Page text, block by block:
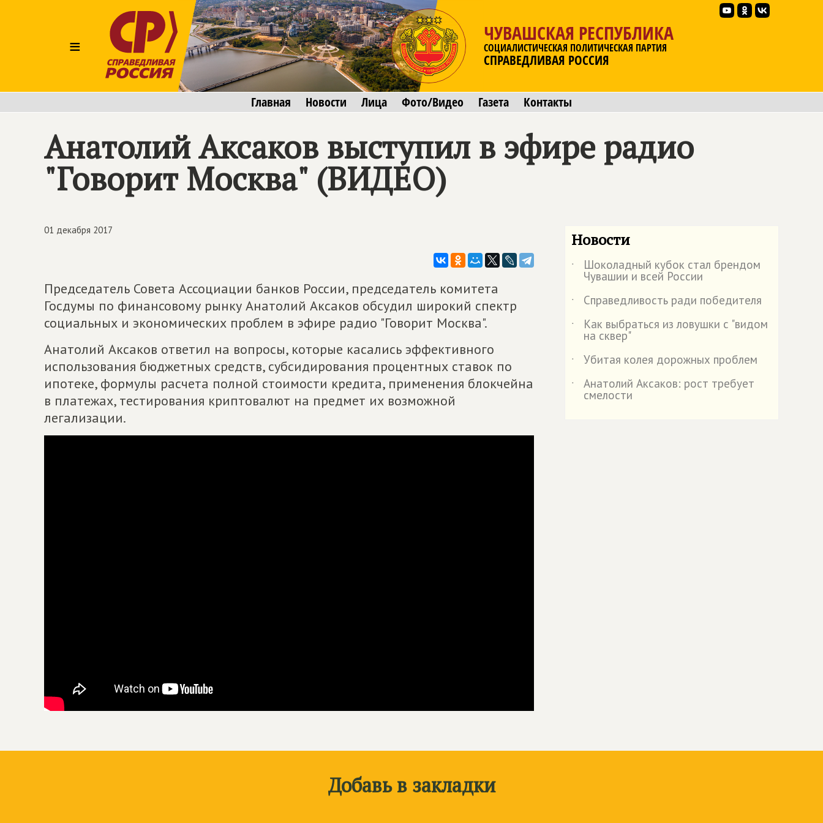
≡
ЧУВАШСКАЯ РЕСПУБЛИКА
СОЦИАЛИСТИЧЕСКАЯ ПОЛИТИЧЕСКАЯ ПАРТИЯ
СПРАВЕДЛИВАЯ РОССИЯ
Главная Новости Лица Фото/Видео Газета Контакты
Анатолий Аксаков выступил в эфире радио
"Говорит Москва" (ВИДЕО)
01 декабря 2017
Председатель Совета Ассоциации банков России, председатель комитета
Госдумы по финансовому рынку Анатолий Аксаков обсудил широкий спектр
социальных и экономических проблем в эфире радио "Говорит Москва".
Анатолий Аксаков ответил на вопросы, которые касались эффективного
использования бюджетных средств, субсидирования процентных ставок по
ипотеке, формулы расчета полной стоимости кредита, применения блокчейна
в платежах, тестирования криптовалют на предмет их возможной
легализации.
Новости
˙ Шоколадный кубок стал брендом
Чувашии и всей России
˙
Справедливость ради победителя
˙
Как выбраться из ловушки с "видом
на сквер"
˙
Убитая колея дорожных проблем
˙
Анатолий Аксаков: рост требует
смелости
Добавь в закладки